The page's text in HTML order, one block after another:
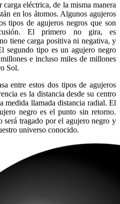
eléctrica, de la misma manera
en los átomos. Algunos agujeros
tipos de agujeros negros que son
El primero no gira, es
tiene carga positiva ni negativa, y
segundo tipo es un agujero negro
e incluso miles de millones
Sol.
entre estos dos tipos de agujeros
es la distancia desde su centro
medida llamada distancia radial. El
negro es el punto sin retorno.
será tragado por el agujero negro y
universo conocido.